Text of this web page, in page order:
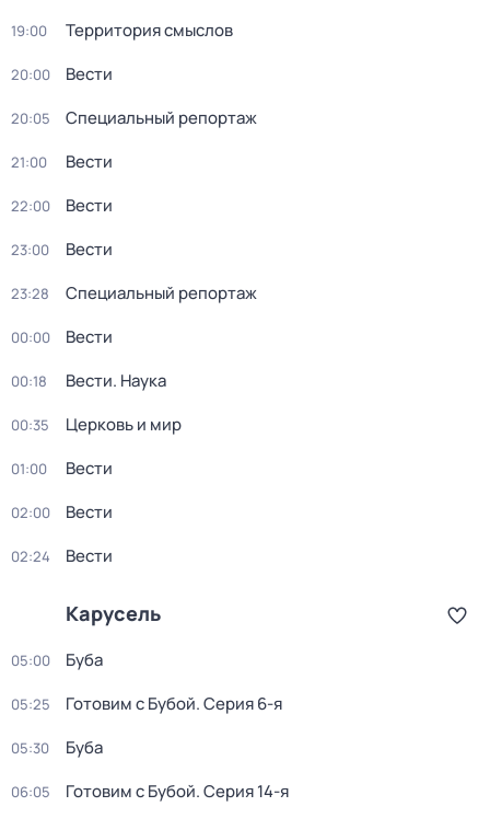
19:00 Территория смыслов
20:00 Вести
20:05 Специальный репортаж
21:00 Вести
22:00 Вести
23:00 Вести
23:28 Специальный репортаж
00:00 Вести
00:18 Вести. Наука
00:35 Церковь и мир
01:00 Вести
02:00 Вести
02:24 Вести
Карусель
05:00 Буба
05:25 Готовим с Бубой. Серия 6-я
05:30 Буба
06:05 Готовим с Бубой. Серия 14-я